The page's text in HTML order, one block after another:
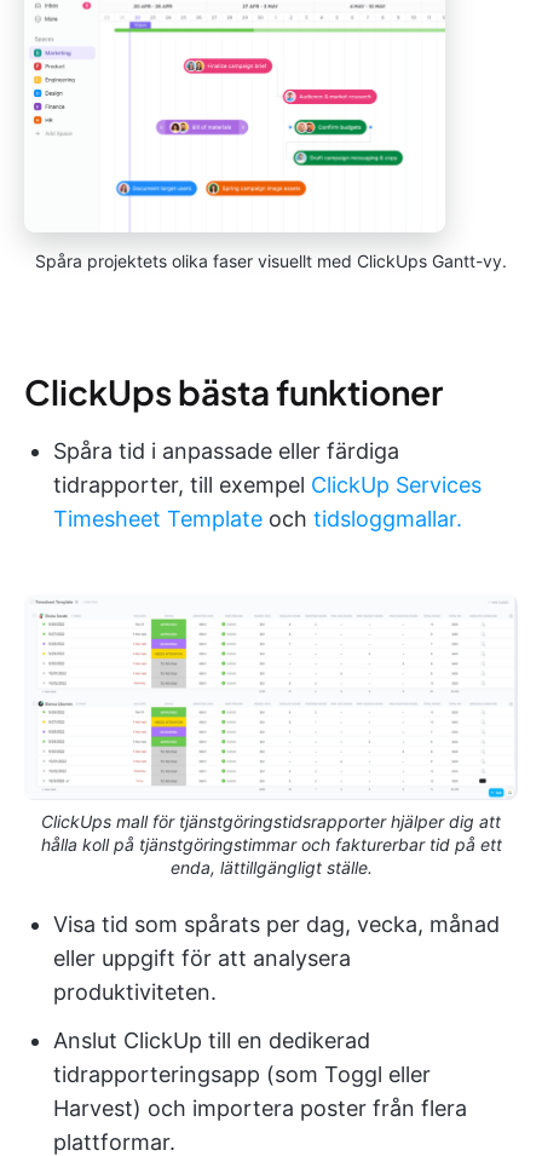
Spåra projektets olika faser visuellt med ClickUps Gantt-vy.
ClickUps bästa funktioner
Spåra tid i anpassade eller färdiga
tidrapporter, till exempel ClickUp Services
Timesheet Template och tidsloggmallar.
ClickUps mall för tjänstgöringstidsrapporter hjälper dig att
hålla koll på tjänstgöringstimmar och fakturerbar tid på ett
enda, lättillgängligt ställe.
Visa tid som spårats per dag, vecka, månad
eller uppgift för att analysera
produktiviteten.
Anslut ClickUp till en dedikerad
tidrapporteringsapp (som Toggl eller
Harvest) och importera poster från flera
plattformar.